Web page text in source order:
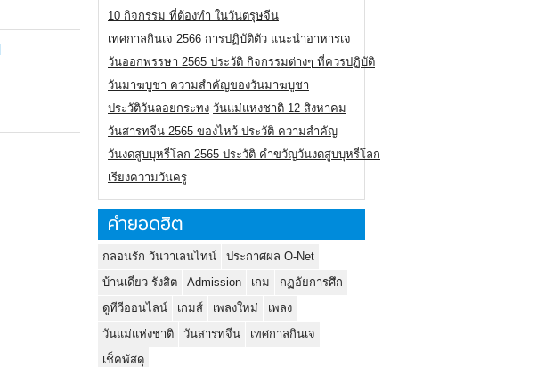
10 กิจกรรม ที่ต้องทำ ในวันตรุษจีน
เทศกาลกินเจ 2566 การปฏิบัติตัว แนะนำอาหารเจ
วันออกพรรษา 2565 ประวัติ กิจกรรมต่างๆ ที่ควรปฏิบัติ
วันมาฆบูชา ความสำคัญของวันมาฆบูชา
ประวัติวันลอยกระทง วันแม่แห่งชาติ 12 สิงหาคม
วันสารทจีน 2565 ของไหว้ ประวัติ ความสำคัญ
วันงดสูบบุหรี่โลก 2565 ประวัติ คำขวัญวันงดสูบบุหรี่โลก
เรียงความวันครู
คำยอดฮิต
กลอนรัก วันวาเลนไทน์
ประกาศผล O-Net
บ้านเดี่ยว รังสิต
Admission เกม
กฏอัยการศึก
ดูทีวีออนไลน์
เกมส์ เพลงใหม่
เพลง
วันแม่แห่งชาติ
วันสารทจีน
เทศกาลกินเจ
เช็คพัสดุ